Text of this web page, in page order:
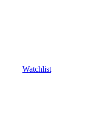
Watchlist